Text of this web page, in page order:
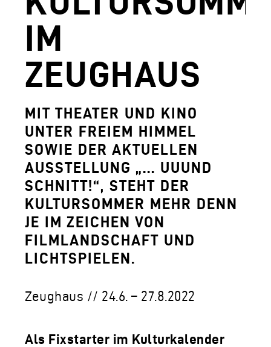
DOWNLOADS
FERDINANDEUM
HOFKIRCHE
DAS TIROL PANORAMA MIT
ZEUGHAUS
AGUNTUM MUSEUM -
SAMMLUNGS- UND
GESCHÄFTSFÜHRUNG
KONTAKT
IM
ZEUGHAUS
MIT THEATER UND KINO
UNTER FREIEM HIMMEL
SOWIE DER AKTUELLEN
AUSSTELLUNG „… UUUND
SCHNITT!“, STEHT DER
KULTURSOMMER MEHR DENN
JE IM ZEICHEN VON
FILMLANDSCHAFT UND
LICHTSPIELEN.
Zeughaus // 24.6. – 27.8.2022
Als Fixstarter im Kulturkalender